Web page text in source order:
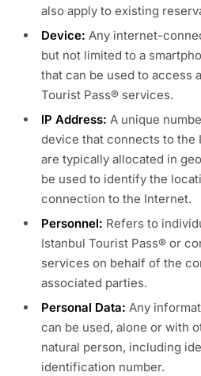
also apply to existing
Device: Any internet-
but not limited to a
that can be used to access
Tourist Pass® services.
IP Address: A unique
device that connects to the
are typically allocated in
be used to identify the
connection to the Internet.
Personnel: Refers to
Istanbul Tourist Pass® or
services on behalf of the
associated parties.
Personal Data: Any
can be used, alone or with
natural person, including
identification number.